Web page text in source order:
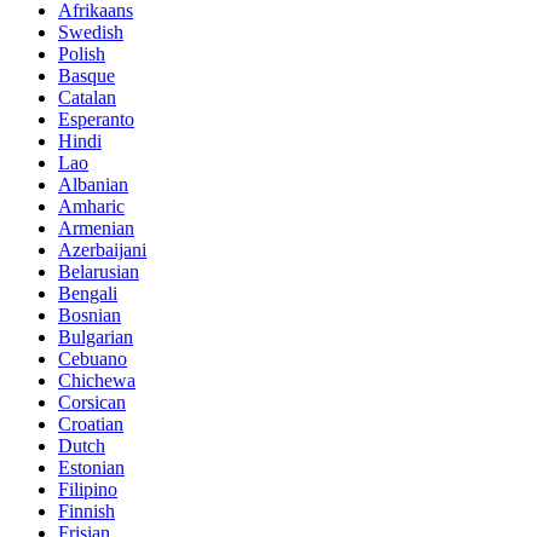
Afrikaans
Swedish
Polish
Basque
Catalan
Esperanto
Hindi
Lao
Albanian
Amharic
Armenian
Azerbaijani
Belarusian
Bengali
Bosnian
Bulgarian
Cebuano
Chichewa
Corsican
Croatian
Dutch
Estonian
Filipino
Finnish
Frisian